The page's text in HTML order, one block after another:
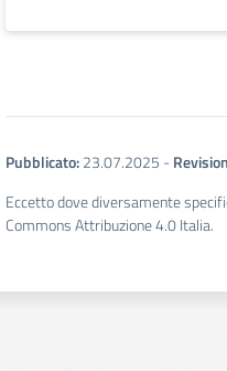
Pubblicato:23.07.2025 -
Eccetto dove diversamente
Commons Attribuzione 4.0 Italia.